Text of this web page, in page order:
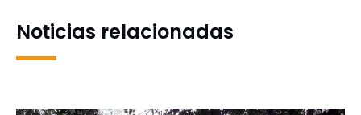
Noticias relacionadas